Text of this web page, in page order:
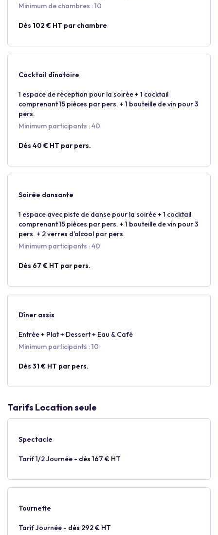
Minimum de chambres : 10
Dès 102 € HT par chambre
Cocktail dînatoire
1 espace de réception pour la soirée + 1 cocktail
comprenant 15 pièces par pers. + 1 bouteille de vin pour 3
pers.
Minimum participants : 40
Dès 40 € HT par pers.
Soirée dansante
1 espace avec piste de danse pour la soirée + 1 cocktail
comprenant 15 pièces par pers. + 1 bouteille de vin pour 3
pers. + 2 verres d’alcool par pers.
Minimum participants : 40
Dès 67 € HT par pers.
Dîner assis
Entrée + Plat + Dessert + Eau & Café
Minimum participants : 10
Dès 31 € HT par pers.
Tarifs Location seule
Spectacle
Tarif 1/2 Journée - dès 167 € HT
Tournette
Tarif Journée - dès 292 € HT